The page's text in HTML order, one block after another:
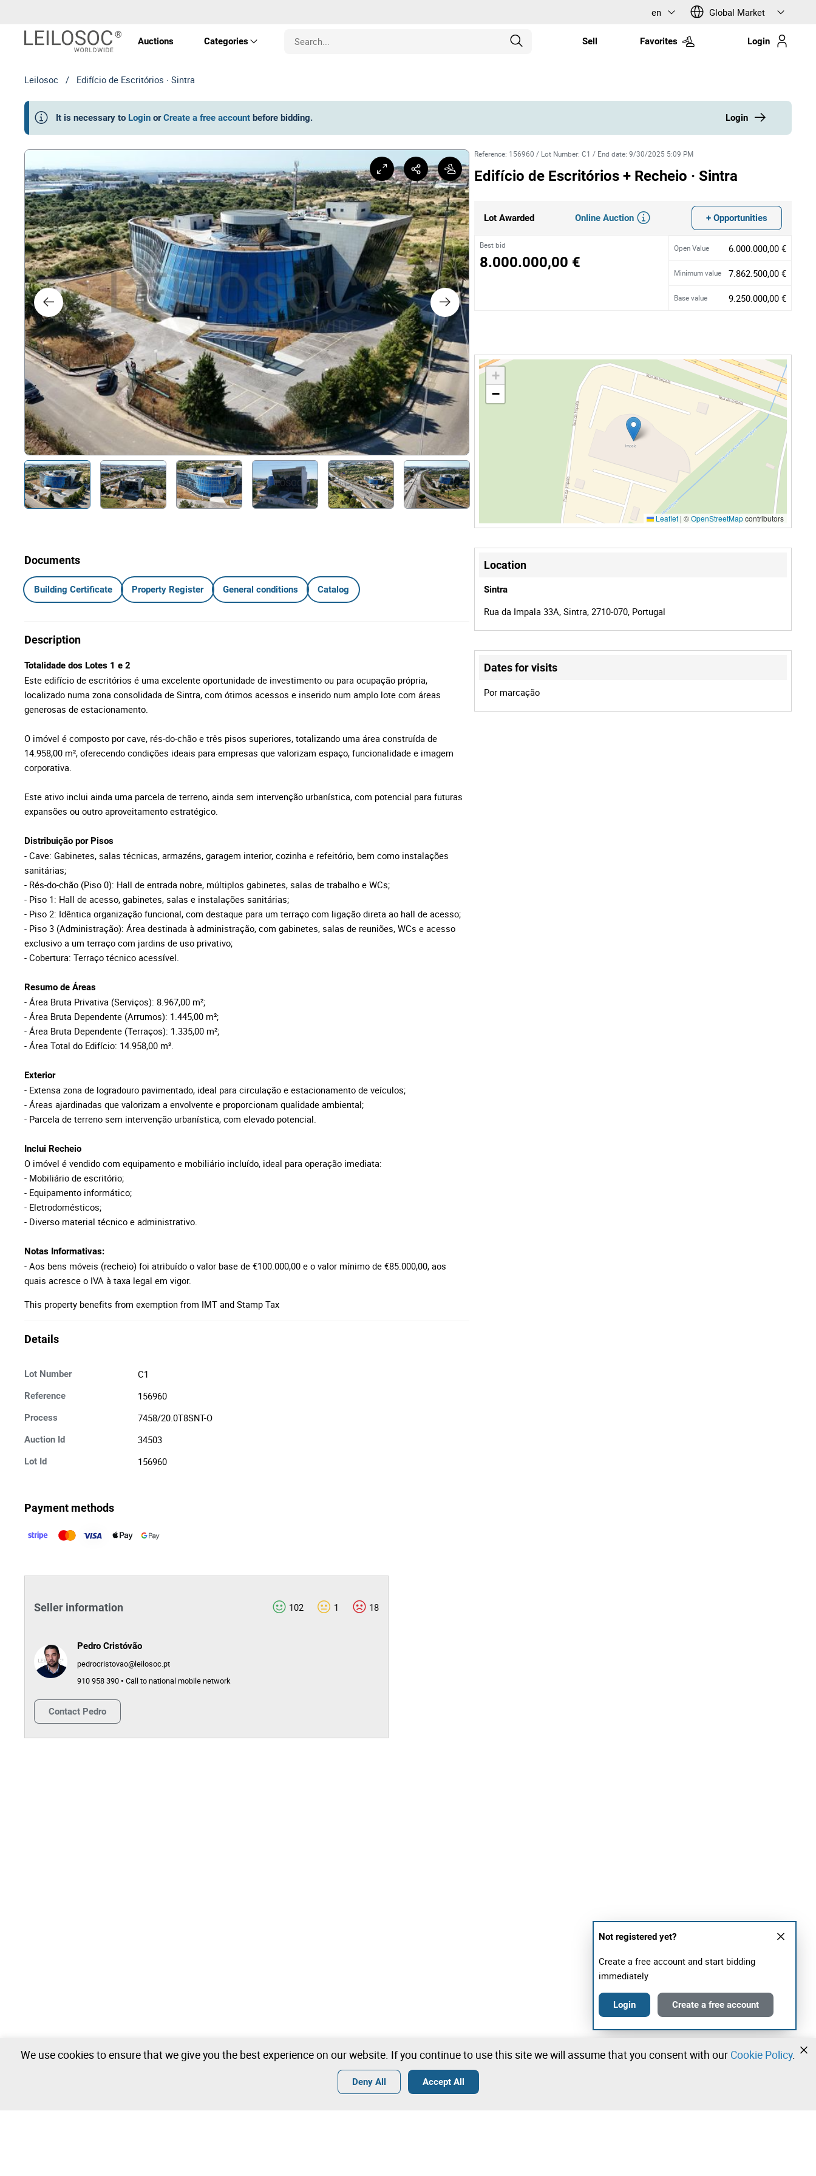
en Global Market
Auctions Categories
Vehicles
Machines
Art and Collectibles
Rights
Technology
Furniture and Decoration
Nautical
Others
Sell Favorites Login
Leilosoc / Edifício de Escritórios · Sintra
It is necessary to Login or Create a free account before bidding. Login
Documents
Building Certificate Property Register General conditions Catalog
Description
Totalidade dos Lotes 1 e 2
Este edifício de escritórios é uma excelente oportunidade de investimento ou para ocupação própria,
localizado numa zona consolidada de Sintra, com ótimos acessos e inserido num amplo lote com áreas
generosas de estacionamento.
O imóvel é composto por cave, rés-do-chão e três pisos superiores, totalizando uma área construída de
14.958,00 m², oferecendo condições ideais para empresas que valorizam espaço, funcionalidade e imagem
corporativa.
Este ativo inclui ainda uma parcela de terreno, ainda sem intervenção urbanística, com potencial para futuras
expansões ou outro aproveitamento estratégico.
Distribuição por Pisos
- Cave: Gabinetes, salas técnicas, armazéns, garagem interior, cozinha e refeitório, bem como instalações
sanitárias;
- Rés-do-chão (Piso 0): Hall de entrada nobre, múltiplos gabinetes, salas de trabalho e WCs;
- Piso 1: Hall de acesso, gabinetes, salas e instalações sanitárias;
- Piso 2: Idêntica organização funcional, com destaque para um terraço com ligação direta ao hall de acesso;
- Piso 3 (Administração): Área destinada à administração, com gabinetes, salas de reuniões, WCs e acesso
exclusivo a um terraço com jardins de uso privativo;
- Cobertura: Terraço técnico acessível.
Resumo de Áreas
- Área Bruta Privativa (Serviços): 8.967,00 m²;
- Área Bruta Dependente (Arrumos): 1.445,00 m²;
- Área Bruta Dependente (Terraços): 1.335,00 m²;
- Área Total do Edifício: 14.958,00 m².
Exterior
- Extensa zona de logradouro pavimentado, ideal para circulação e estacionamento de veículos;
- Áreas ajardinadas que valorizam a envolvente e proporcionam qualidade ambiental;
- Parcela de terreno sem intervenção urbanística, com elevado potencial.
Inclui Recheio
O imóvel é vendido com equipamento e mobiliário incluído, ideal para operação imediata:
- Mobiliário de escritório;
- Equipamento informático;
- Eletrodomésticos;
- Diverso material técnico e administrativo.
Notas Informativas:
- Aos bens móveis (recheio) foi atribuído o valor base de €100.000,00 e o valor mínimo de €85.000,00, aos
quais acresce o IVA à taxa legal em vigor.
This property benefits from exemption from IMT and Stamp Tax
Details
Lot Number C1
Reference 156960
Process 7458/20.0T8SNT-O
Auction Id 34503
Lot Id 156960
Reference: 156960 / Lot Number:C1/ End date:9/30/2025 5:09 PM
Edifício de Escritórios + Recheio · Sintra
Lot Awarded Online Auction + Opportunities
Best bid
8.000.000,00 €
Open Value 6.000.000,00 €
Minimum value 7.862.500,00 €
Base value 9.250.000,00 €
+
−
Leaflet | ©OpenStreetMapcontributors
Location
Sintra
Rua da Impala 33A, Sintra, 2710-070, Portugal
Dates for visits
Por marcação
Payment methods
Seller information 102 1 18
Pedro Cristóvão
pedrocristovao@leilosoc.pt
910 958 390 • Call to national mobile network
Contact Pedro
Not registered yet?
Create a free account and start bidding
immediately
Login Create a free account
We use cookies to ensure that we give you the best experience on our website. If you continue to use this site we will assume that you consent with our Cookie Policy.
Deny All Accept All